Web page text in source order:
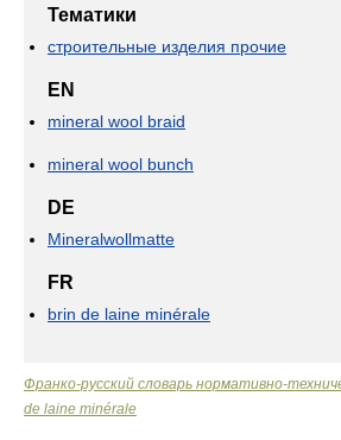
Тематики
строительные изделия прочие
EN
mineral wool braid
mineral wool bunch
DE
Mineralwollmatte
FR
brin de laine minérale
Франко-русский словарь нормативно-
de laine minérale